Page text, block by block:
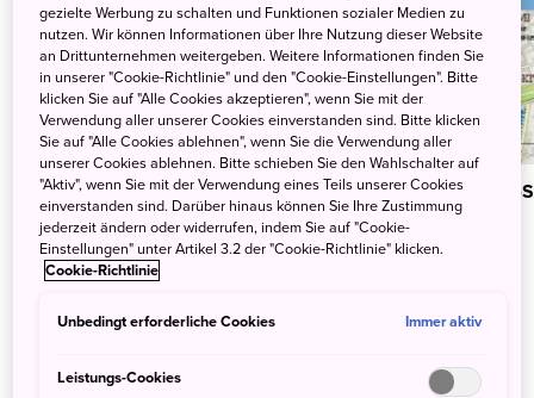
Tokyo - Überblicksbroschüre in Deutsch
gezielte Werbung zu schalten und Funktionen sozialer Medien zu
nutzen. Wir können Informationen über Ihre Nutzung dieser Website
an Drittunternehmen weitergeben. Weitere Informationen finden Sie
in unserer "Cookie-Richtlinie" und den "Cookie-Einstellungen". Bitte
klicken Sie auf "Alle Cookies akzeptieren", wenn Sie mit der
Verwendung aller unserer Cookies einverstanden sind. Bitte klicken
Sie auf "Alle Cookies ablehnen", wenn Sie die Verwendung aller
unserer Cookies ablehnen. Bitte schieben Sie den Wahlschalter auf
"Aktiv", wenn Sie mit der Verwendung eines Teils unserer Cookies
einverstanden sind. Darüber hinaus können Sie Ihre Zustimmung
jederzeit ändern oder widerrufen, indem Sie auf "Cookie-
Einstellungen" unter Artikel 3.2 der "Cookie-Richtlinie" klicken.
Cookie-Richtlinie
Unbedingt erforderliche Cookies Immer aktiv
Leistungs-Cookies